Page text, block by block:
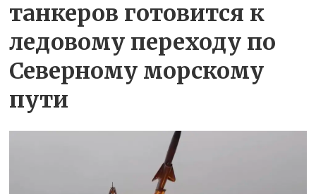
танкеров готовится к
ледовому переходу по
Северному морскому
пути